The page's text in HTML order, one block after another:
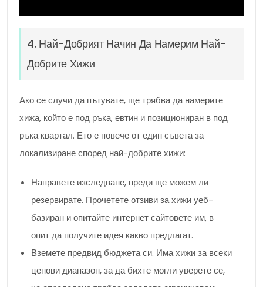
4. Най-Добрият Начин Да Намерим Най-
Добрите Хижи
Ако се случи да пътувате, ще трябва да намерите
хижа, който е под ръка, евтин и позициониран в под
ръка квартал. Ето е повече от един съвета за
локализиране според най-добрите хижи:
Направете изследване, преди ще можем ли
резервирате. Прочетете отзиви за хижи уеб-
базиран и опитайте интернет сайтовете им, в
опит да получите идея какво предлагат.
Вземете предвид бюджета си. Има хижи за всеки
ценови диапазон, за да бихте могли уверете се,